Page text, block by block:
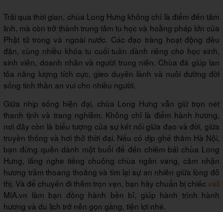
Trải qua thời gian, chùa Long Hưng không chỉ là điểm đến tâm
linh, mà còn trở thành trung tâm tu học và hoằng pháp lớn của
Phật tử trong và ngoài nước. Các đạo tràng hoạt động đều
đặn, cùng nhiều khóa tu cuối tuần dành riêng cho học sinh,
sinh viên, doanh nhân và người trung niên. Chùa đã giúp lan
tỏa năng lượng tích cực, gieo duyên lành và nuôi dưỡng đời
sống tinh thần an vui cho nhiều người.
Giữa nhịp sống hiện đại, chùa Long Hưng vẫn giữ trọn nét
thanh tịnh và trang nghiêm. Không chỉ là điểm hành hương,
nơi đây còn là biểu tượng của sự kết nối giữa đạo và đời, giữa
truyền thống và hơi thở thời đại. Nếu có dịp ghé thăm Hà Nội,
bạn đừng quên dành một buổi để đến chiêm bái chùa Long
Hưng, lắng nghe tiếng chuông chùa ngân vang, cảm nhận
hương trầm thoang thoảng và tìm lại sự an nhiên giữa lòng đô
thị. Và để chuyến đi thêm trọn vẹn, bạn hãy chuẩn bị chiếc vali
MIA.vn làm bạn đồng hành bền bỉ, giúp hành trình hành
hương và du lịch trở nên gọn gàng, tiện lợi nhé.